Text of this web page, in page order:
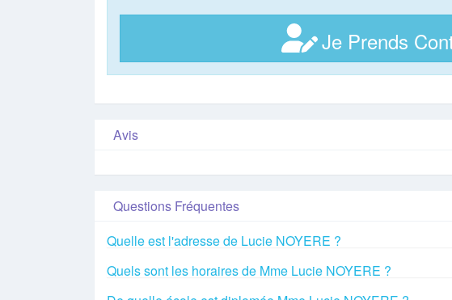
Je Prends
Avis
Questions Fréquentes
Quelle est l'adresse de Lucie NOYERE ?
Quels sont les horaires de Mme Lucie NOYERE ?